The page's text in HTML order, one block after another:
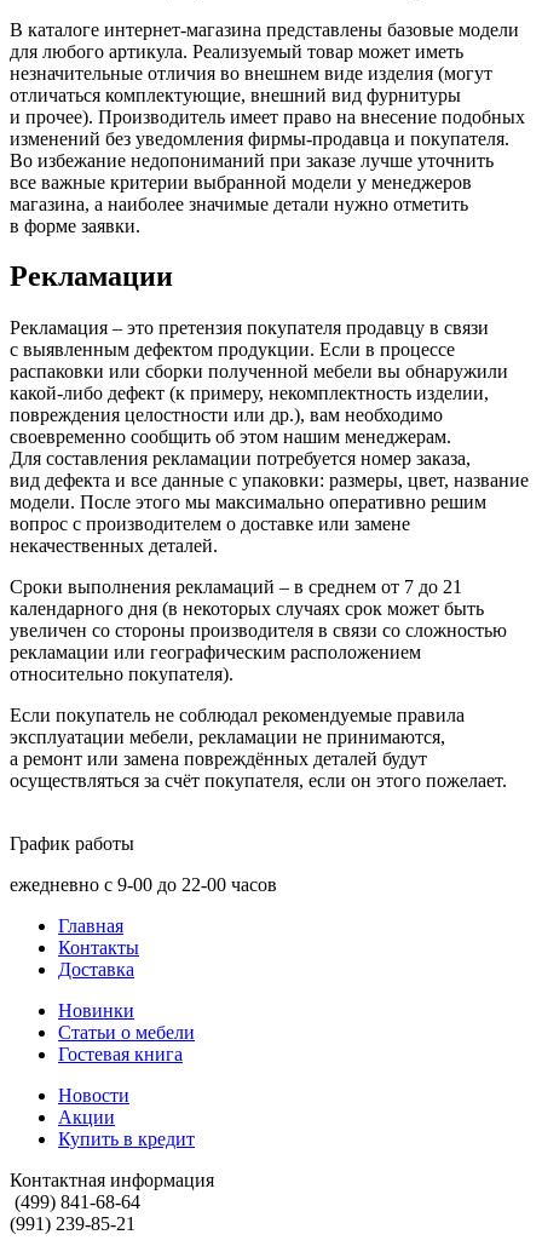
В каталоге интернет-магазина представлены базовые модели
для любого артикула. Реализуемый товар может иметь
незначительные отличия во внешнем виде изделия (могут
отличаться комплектующие, внешний вид фурнитуры
и прочее). Производитель имеет право на внесение подобных
изменений без уведомления фирмы-продавца и покупателя.
Во избежание недопониманий при заказе лучше уточнить
все важные критерии выбранной модели у менеджеров
магазина, а наиболее значимые детали нужно отметить
в форме заявки.
Рекламации
Рекламация – это претензия покупателя продавцу в связи
с выявленным дефектом продукции. Если в процессе
распаковки или сборки полученной мебели вы обнаружили
какой-либо дефект (к примеру, некомплектность изделии,
повреждения целостности или др.), вам необходимо
своевременно сообщить об этом нашим менеджерам.
Для составления рекламации потребуется номер заказа,
вид дефекта и все данные с упаковки: размеры, цвет, название
модели. После этого мы максимально оперативно решим
вопрос с производителем о доставке или замене
некачественных деталей.
Сроки выполнения рекламаций – в среднем от 7 до 21
календарного дня (в некоторых случаях срок может быть
увеличен со стороны производителя в связи со сложностью
рекламации или географическим расположением
относительно покупателя).
Если покупатель не соблюдал рекомендуемые правила
эксплуатации мебели, рекламации не принимаются,
а ремонт или замена повреждённых деталей будут
осуществляться за счёт покупателя, если он этого пожелает.
График работы
ежедневно с 9-00 до 22-00 часов
Главная
Контакты
Доставка
Новинки
Статьи о мебели
Гостевая книга
Новости
Акции
Купить в кредит
Контактная информация
(499) 841-68-64
(991) 239-85-21